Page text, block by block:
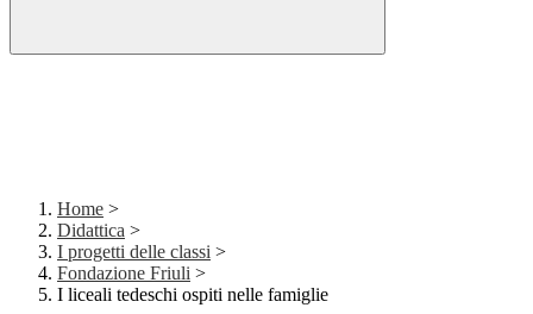
Home >
Didattica >
I progetti delle classi >
Fondazione Friuli >
I liceali tedeschi ospiti nelle famiglie